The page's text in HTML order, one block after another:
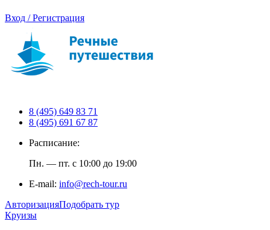
Вход / Регистрация
8 (495) 649 83 71
8 (495) 691 67 87
Расписание:
Пн. — пт. с 10:00 до 19:00
E-mail: info@rech-tour.ru
АвторизацияПодобрать тур
Круизы